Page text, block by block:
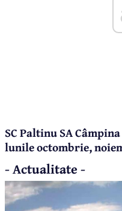
SC Paltinu SA
lunile octombrie,
- Actualitate -